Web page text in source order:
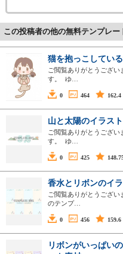
この投稿者の他の無料テンプレー
猫を抱っこしてい
ご閲覧ありがとうござ
す。 ゆ…
0 464 162.4
山と太陽のイラス
ご閲覧ありがとうござ
す。 ゆ…
0 425
香水とリボンのイ
ご閲覧ありがとうござ
のテンプ…
0 456 159.6
リボンがいっぱい